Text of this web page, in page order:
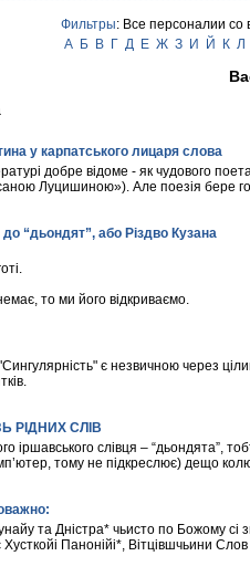
Фильтры: Все персоналии со
А
Б В Г Д Е Ж З И Й К Л
у карпатського лицаря слова
добре відоме - як чудового
Луцишиною»). Але поезія бере
“дьондят”, або Різдво Кузана
то ми його відкриваємо.
є незвичною через
РІДНИХ СЛІВ
іршавського слівця – “дьондята”,
тому не підкреслює) дещо
та Дністра* чьисто по Божому
Панонійі*, Вітцівшчьини Слов